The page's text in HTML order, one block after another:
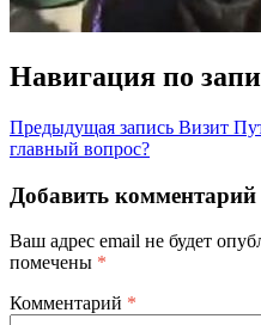
Навигация по
Предыдущая запись Визит
главный вопрос?
Добавить комментарий
Ваш адрес email не будет
помечены *
Комментарий *